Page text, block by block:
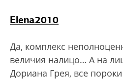
Elena2010
Да, комплекс
величия налицо… А на
Дориана Грея, все